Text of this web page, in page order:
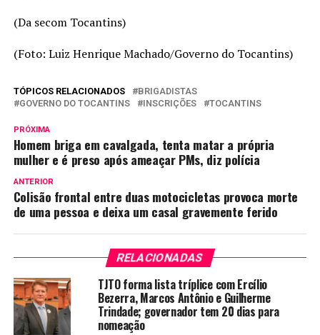
(Da secom Tocantins)
(Foto: Luiz Henrique Machado/Governo do Tocantins)
TÓPICOS RELACIONADOS
BRIGADISTAS
GOVERNO DO TOCANTINS
INSCRIÇÕES TOCANTINS
PRÓXIMA
Homem briga em cavalgada, tenta matar a própria
mulher e é preso após ameaçar PMs, diz polícia
ANTERIOR
Colisão frontal entre duas motocicletas provoca morte
de uma pessoa e deixa um casal gravemente ferido
RELACIONADAS
TJTO forma lista tríplice com Ercílio
Bezerra, Marcos Antônio e Guilherme
Trindade; governador tem 20 dias para
nomeação